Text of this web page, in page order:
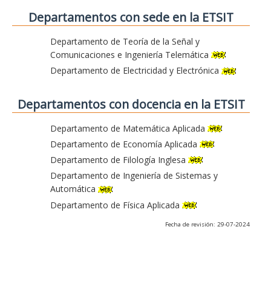
Departamentos con sede en la ETSIT
Departamento de Teoría de la Señal y
Comunicaciones e Ingeniería Telemática
Departamento de Electricidad y Electrónica
Departamentos con docencia en la ETSIT
Departamento de Matemática Aplicada
Departamento de Economía Aplicada
Departamento de Filología Inglesa
Departamento de Ingeniería de Sistemas y
Automática
Departamento de Física Aplicada
Fecha de revisión: 29-07-2024